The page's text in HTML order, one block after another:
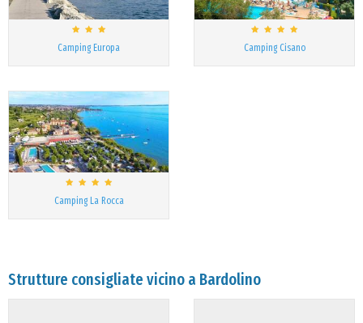
Camping Europa Camping Cisano
Camping La Rocca
Strutture consigliate vicino a Bardolino